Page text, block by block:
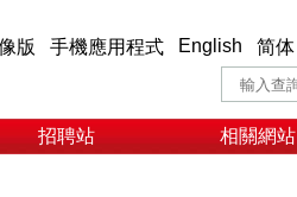
版 手機應用程式 English 简体
招聘站 相關網站